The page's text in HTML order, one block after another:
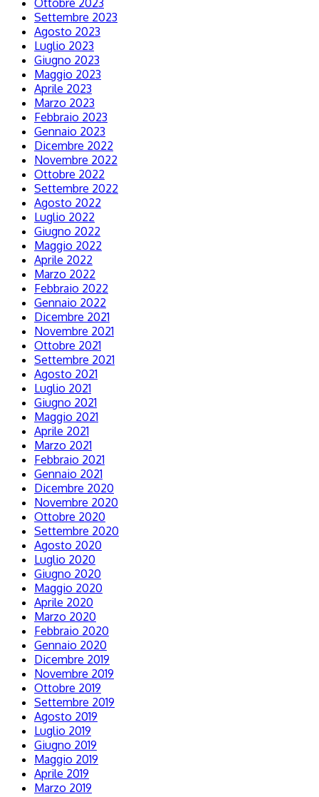
Settembre 2023
Agosto 2023
Luglio 2023
Giugno 2023
Maggio 2023
Aprile 2023
Marzo 2023
Febbraio 2023
Gennaio 2023
Dicembre 2022
Novembre 2022
Ottobre 2022
Settembre 2022
Agosto 2022
Luglio 2022
Giugno 2022
Maggio 2022
Aprile 2022
Marzo 2022
Febbraio 2022
Gennaio 2022
Dicembre 2021
Novembre 2021
Ottobre 2021
Settembre 2021
Agosto 2021
Luglio 2021
Giugno 2021
Maggio 2021
Aprile 2021
Marzo 2021
Febbraio 2021
Gennaio 2021
Dicembre 2020
Novembre 2020
Ottobre 2020
Settembre 2020
Agosto 2020
Luglio 2020
Giugno 2020
Maggio 2020
Aprile 2020
Marzo 2020
Febbraio 2020
Gennaio 2020
Dicembre 2019
Novembre 2019
Ottobre 2019
Settembre 2019
Agosto 2019
Luglio 2019
Giugno 2019
Maggio 2019
Aprile 2019
Marzo 2019